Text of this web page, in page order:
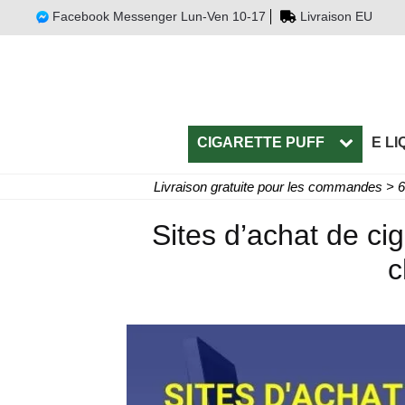
Facebook Messenger Lun-Ven 10-17 Livraison EU
CIGARETTE PUFF E
Livraison gratuite pour les commandes >
Sites d’achat de